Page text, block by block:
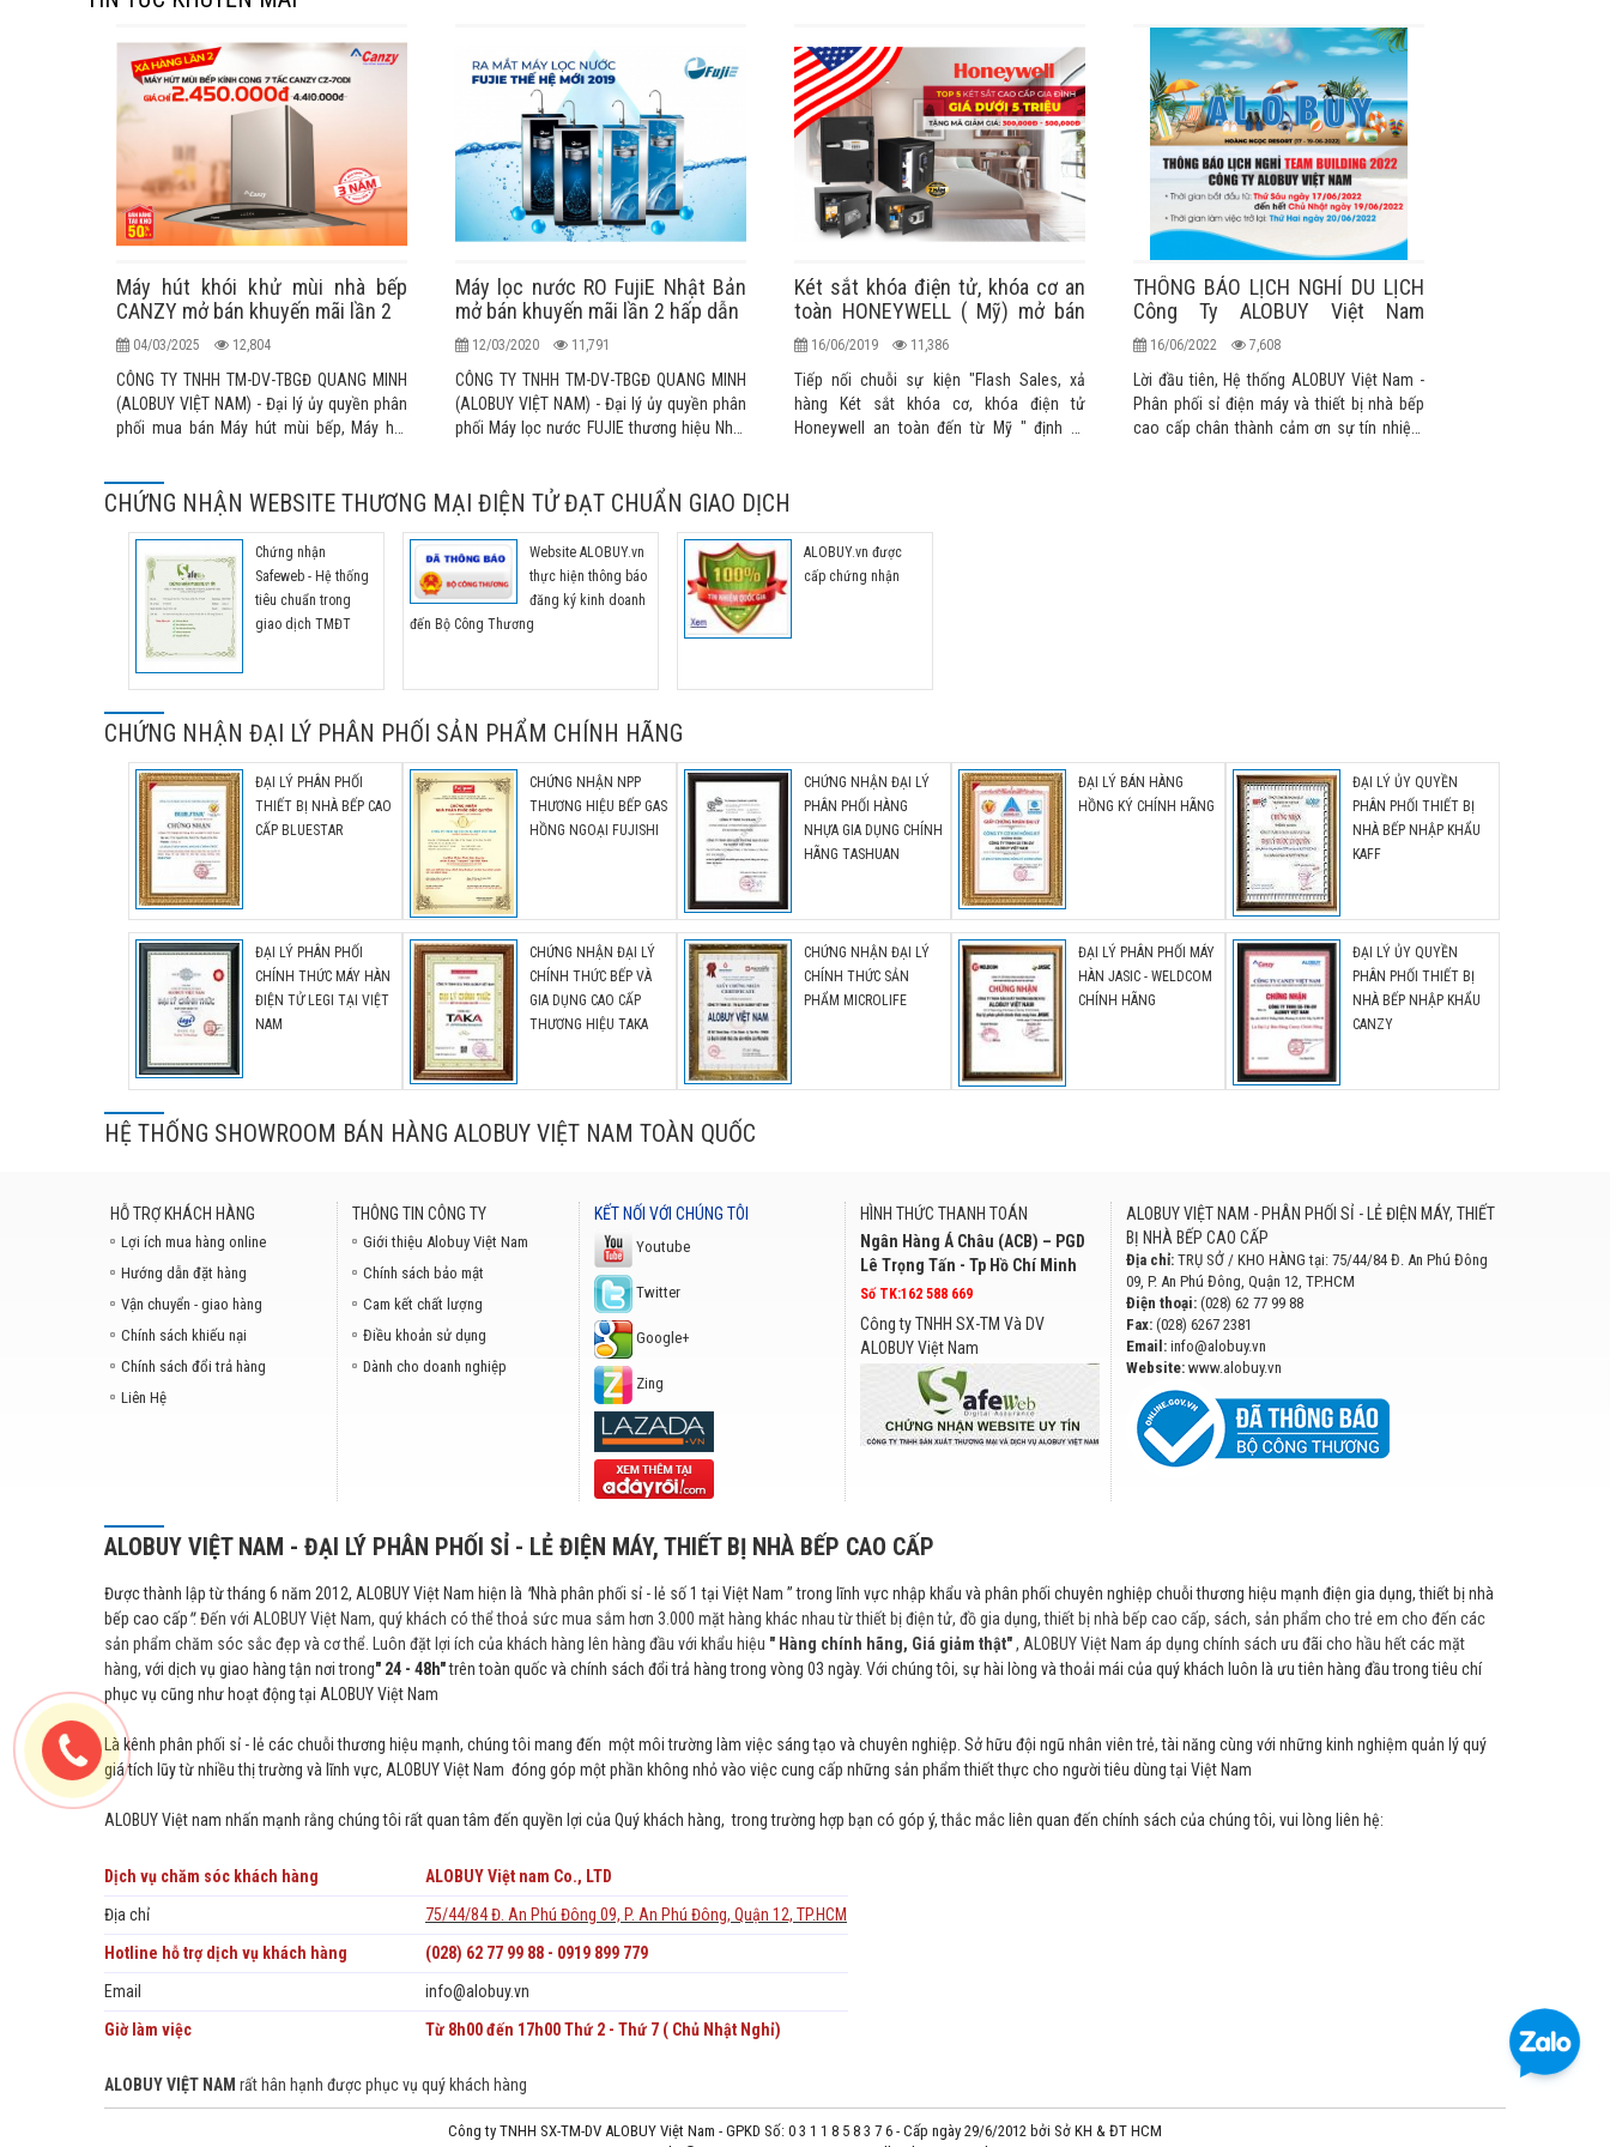
Máy hút khói khử mùi nhà bếp
CANZY mở bán khuyến mãi lần 2
04/03/2025 12,804
CÔNG TY TNHH TM-DV-TBGĐ QUANG MINH
(ALOBUY VIỆT NAM) - Đại lý ủy quyền phân
phối mua bán Máy hút mùi bếp, Máy hút
TAKA, SEVILLA, CANZY, FASTER,
khẩu chính thức tại thị trường Việt Nam
Máy lọc nước RO FujiE Nhật Bản
mở bán khuyến mãi lần 2 hấp dẫn
12/03/2020 11,791
CÔNG TY TNHH TM-DV-TBGĐ QUANG MINH
(ALOBUY VIỆT NAM) - Đại lý ủy quyền phân
phối Máy lọc nước FUJIE thương hiệu Nhật
Két sắt khóa điện tử, khóa cơ an
toàn HONEYWELL ( Mỹ) mở bán
khuyến mãi lần 2
16/06/2019 11,386
Tiếp nối chuỗi sự kiện "Flash Sales, xả
hàng Két sắt khóa cơ, khóa điện tử
Honeywell an toàn đến từ Mỹ " định kỳ
năm lần 2 này bằng việc giảm giá từ 30 -
49% cho các sản phẩm két sắt gia đình
THÔNG BÁO LỊCH NGHỈ DU LỊCH
Công Ty ALOBUY Việt Nam
T6/2022
16/06/2022 7,608
Lời đầu tiên, Hệ thống ALOBUY Việt Nam -
Phân phối sỉ điện máy và thiết bị nhà bếp
cao cấp chân thành cảm ơn sự tín nhiệm
CHỨNG NHẬN WEBSITE THƯƠNG MẠI ĐIỆN TỬ ĐẠT CHUẨN GIAO DỊCH
Chứng nhận
Safeweb - Hệ thống
tiêu chuẩn trong
giao dịch TMĐT
Website ALOBUY.vn
thực hiện thông báo
đăng ký kinh doanh
đến Bộ Công Thương
ALOBUY.vn được
cấp chứng nhận
CHỨNG NHẬN ĐẠI LÝ PHÂN PHỐI SẢN PHẨM CHÍNH HÃNG
ĐẠI LÝ PHÂN PHỐI
THIẾT BỊ NHÀ BẾP CAO
CẤP BLUESTAR
ĐẠI LÝ PHÂN PHỐI
CHÍNH THỨC MÁY HÀN
ĐIỆN TỬ LEGI TẠI VIỆT
NAM
CHỨNG NHẬN NPP
THƯƠNG HIỆU BẾP GAS
HỒNG NGOẠI FUJISHI
CHỨNG NHẬN ĐẠI LÝ
CHÍNH THỨC BẾP VÀ
GIA DỤNG CAO CẤP
THƯƠNG HIỆU TAKA
CHỨNG NHẬN ĐẠI LÝ
PHÂN PHỐI HÀNG
NHỰA GIA DỤNG CHÍNH
HÃNG TASHUAN
CHỨNG NHẬN ĐẠI LÝ
CHÍNH THỨC SẢN
PHẨM MICROLIFE
ĐẠI LÝ BÁN HÀNG
HỒNG KÝ CHÍNH HÃNG
ĐẠI LÝ PHÂN PHỐI MÁY
HÀN JASIC - WELDCOM
CHÍNH HÃNG
ĐẠI LÝ ỦY QUYỀN
PHÂN PHỐI THIẾT BỊ
NHÀ BẾP NHẬP KHẨU
KAFF
ĐẠI LÝ ỦY QUYỀN
PHÂN PHỐI THIẾT BỊ
NHÀ BẾP NHẬP KHẨU
CANZY
HỆ THỐNG SHOWROOM BÁN HÀNG ALOBUY VIỆT NAM TOÀN QUỐC
HỖ TRỢ KHÁCH HÀNG
Lợi ích mua hàng online
Hướng dẫn đặt hàng
Vận chuyển - giao hàng
Chính sách khiếu nại
Chính sách đổi trả hàng
Liên Hệ
THÔNG TIN CÔNG TY
Giới thiệu Alobuy Việt Nam
Chính sách bảo mật
Cam kết chất lượng
Điều khoản sử dụng
Dành cho doanh nghiệp
KẾT NỐI VỚI CHÚNG TÔI
Youtube
Twitter
Google+
Zing
HÌNH THỨC THANH TOÁN
Ngân Hàng Á Châu (ACB) – PGD
Lê Trọng Tấn - Tp Hồ Chí Minh
Số TK:162 588 669
Công ty TNHH SX-TM Và DV
ALOBUY Việt Nam
ALOBUY VIỆT NAM - PHÂN PHỐI SỈ - LẺ ĐIỆN MÁY, THIẾT
BỊ NHÀ BẾP CAO CẤP
Địa chỉ: TRỤ SỞ / KHO HÀNG tại: 75/44/84 Đ. An Phú Đông
09, P. An Phú Đông, Quận 12, TP.HCM
Điện thoại: (028) 62 77 99 88
Fax: (028) 6267 2381
Email: info@alobuy.vn
Website: www.alobuy.vn
ALOBUY VIỆT NAM - ĐẠI LÝ PHÂN PHỐI SỈ - LẺ ĐIỆN MÁY, THIẾT BỊ NHÀ BẾP CAO CẤP
Được thành lập từ tháng 6 năm 2012, ALOBUY Việt Nam hiện là "Nhà phân phối sỉ - lẻ số 1 tại Việt Nam ” trong lĩnh vực nhập khẩu và phân phối chuyên nghiệp chuỗi thương hiệu mạnh điện gia dụng, thiết bị nhà
bếp cao cấp". Đến với ALOBUY Việt Nam, quý khách có thể thoả sức mua sắm hơn 3.000 mặt hàng khác nhau từ thiết bị điện tử, đồ gia dụng, thiết bị nhà bếp cao cấp, sách, sản phẩm cho trẻ em cho đến các
sản phẩm chăm sóc sắc đẹp và cơ thể. Luôn đặt lợi ích của khách hàng lên hàng đầu với khẩu hiệu " Hàng chính hãng, Giá giảm thật", ALOBUY Việt Nam áp dụng chính sách ưu đãi cho hầu hết các mặt
hàng, với dịch vụ giao hàng tận nơi trong" 24 - 48h"trên toàn quốc và chính sách đổi trả hàng trong vòng 03 ngày. Với chúng tôi, sự hài lòng và thoải mái của quý khách luôn là ưu tiên hàng đầu trong tiêu chí
phục vụ cũng như hoạt động tại ALOBUY Việt Nam
Là kênh phân phối sỉ - lẻ các chuỗi thương hiệu mạnh, chúng tôi mang đến một môi trường làm việc sáng tạo và chuyên nghiệp. Sở hữu đội ngũ nhân viên trẻ, tài năng cùng với những kinh nghiệm quản lý quý
giá tích lũy từ nhiều thị trường và lĩnh vực, ALOBUY Việt Nam đóng góp một phần không nhỏ vào việc cung cấp những sản phẩm thiết thực cho người tiêu dùng tại Việt Nam
ALOBUY Việtnam nhấn mạnh rằng chúng tôi rất quan tâm đến quyền lợi của Quý khách hàng, trong trường hợp bạn có góp ý, thắc mắc liên quan đến chính sách của chúng tôi, vui lòng liên hệ:
Dịch vụ chăm sóc khách hàng
ALOBUY Việt nam Co., LTD
Địa chỉ
75/44/84 Đ. An Phú Đông 09, P. An Phú Đông, Quận 12, TP.HCM
Hotline hỗ trợ dịch vụ khách hàng
(028) 62 77 99 88 - 0919 899 779
Email
info@alobuy.vn
Giờ làm việc
Từ 8h00 đến 17h00 Thứ 2 - Thứ 7 ( Chủ Nhật Nghỉ)
ALOBUY VIỆT NAM rất hân hạnh được phục vụ quý khách hàng
Công ty TNHH SX-TM-DV ALOBUY Việt Nam - GPKD Số: 0 3 1 1 8 5 8 3 7 6 - Cấp ngày 29/6/2012 bởi Sở KH & ĐT HCM